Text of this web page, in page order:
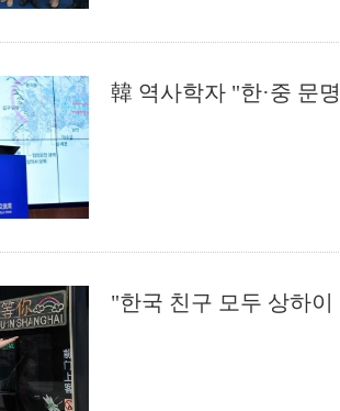
韓 역사학자 "한·중 문
"한국 친구 모두 상하이